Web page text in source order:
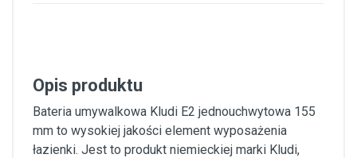
Opis produktu
Bateria umywalkowa Kludi E2 jednouchwytowa 155
mm to wysokiej jakości element wyposażenia
łazienki. Jest to produkt niemieckiej marki Kludi,